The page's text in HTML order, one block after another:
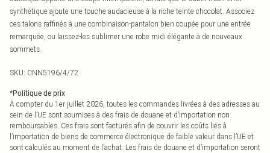
synthétique ajoute une touche audacieuse à la riche teinte chocolat. Associez
ces talons raffinés à une combinaison-pantalon bien coupée pour une entrée
remarquée, ou laissez-les sublimer une robe midi élégante à de nouveaux
sommets.
SKU: CNN5196/4/72
*Politique de prix
À compter du 1er juillet 2026, toutes les commandes livrées à des adresses au
sein de l’UE sont soumises à des frais de douane et d’importation non
remboursables. Ces frais sont facturés afin de couvrir les coûts liés à
l’importation de biens de commerce électronique de faible valeur dans l’UE et
sont calculés au moment de l’achat. Les frais de douane et d’importation seront